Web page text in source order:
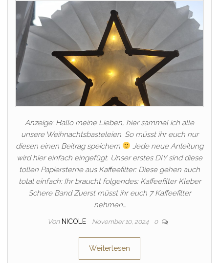
Anzeige: Hallo meine Lieben, hier sammel ich alle
unsere Weihnachtsbasteleien. So müsst ihr euch nur
diesen einen Beitrag speichern
Jede neue Anleitung
wird hier einfach eingefügt. Unser erstes DIY sind diese
tollen Papiersterne aus Kaffeefilter: Diese gehen auch
total einfach: Ihr braucht folgendes: Kaffeefilter Kleber
Schere Band Zuerst müsst ihr euch 7 Kaffeefilter
nehmen…
Von NICOLE November 10, 2024 0
Weiterlesen